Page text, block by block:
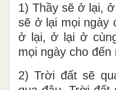
1) Thầy sẽ ở lại,
sẽ ở lại mọi ngày
ở lại, ở lại ở
mọi ngày cho đến
2) Trời đất sẽ